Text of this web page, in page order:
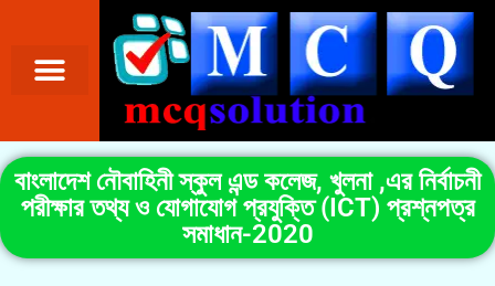
বাংলাদেশ নৌবাহিনী স্কুল এন্ড কলেজ, খুলনা ,এর নির্বাচনী
পরীক্ষার তথ্য ও যোগাযোগ প্রযুক্তি (ICT) প্রশ্নপত্র
সমাধান-2020